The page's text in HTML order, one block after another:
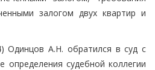
залогом двух квартир и
Одинцов А.Н. обратился в суд с
определения судебной коллегии